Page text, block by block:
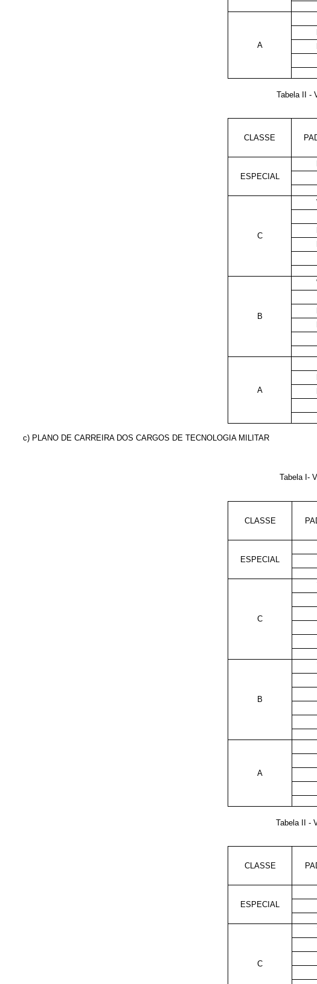
A
Tabela II -
CLASSE
ESPECIAL
C
B
A
c) PLANO DE CARREIRA DOS CARGOS DE TECNOLOGIA MILITAR
Tabela I-
CLASSE
ESPECIAL
C
B
A
Tabela II -
CLASSE
ESPECIAL
C